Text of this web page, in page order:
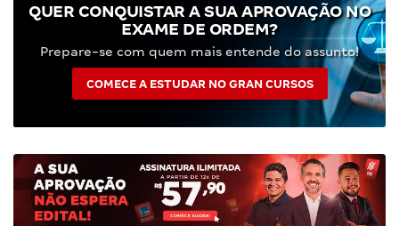
QUER CONQUISTAR A SUA APROVAÇÃO NO
EXAME DE ORDEM?
Prepare-se com quem mais entende do assunto!
COMECE A ESTUDAR NO GRAN CURSOS